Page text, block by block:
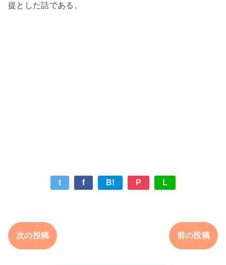
提とした話である。
t f B! P L
次の投稿 前の投稿